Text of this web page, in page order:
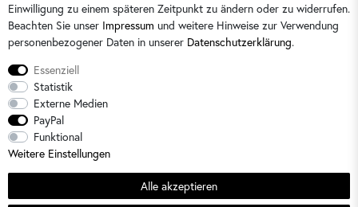
Alle Preise sind inkl. der gesetzlichen Mehrwertsteuer und zzgl.
© 2026 Dorins Kindermode / Alle Rechte vorbehalten. /
Einwilligung zu einem späteren Zeitpunkt zu ändern oder zu widerrufen.
Beachten Sie unser Impressum und weitere Hinweise zur Verwendung
personenbezogener Daten in unserer Daten­schutz­erklärung.
Essenziell
Statistik
Externe Medien
PayPal
Funktional
Weitere Einstellungen
Alle akzeptieren